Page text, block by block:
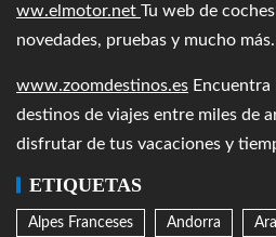
ww.elmotor.net Tu web de
novedades, pruebas y mucho
www.zoomdestinos.es
destinos de viajes entre miles de
disfrutar de tus vacaciones y
ETIQUETAS
Alpes Franceses Andorra